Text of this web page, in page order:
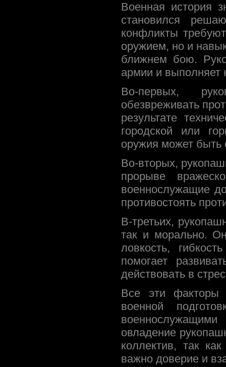
Военная история
становился
конфликты
оружием, но и
ближнем бою.
армии и выполняет
Во-первых,
обезвреживать
результате
городской или
оружия может быть
Во-вторых,
прорыве
военнослужащие
противостоять
В-третьих,
так и морально.
ловкость,
помогает
действовать в
Все эти факторы
военной
овладение
коллектив, так
важно доверие и